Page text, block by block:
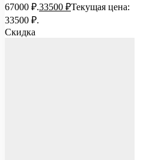
67000 ₽.33500 ₽Текущая цена:
33500 ₽.
Скидка